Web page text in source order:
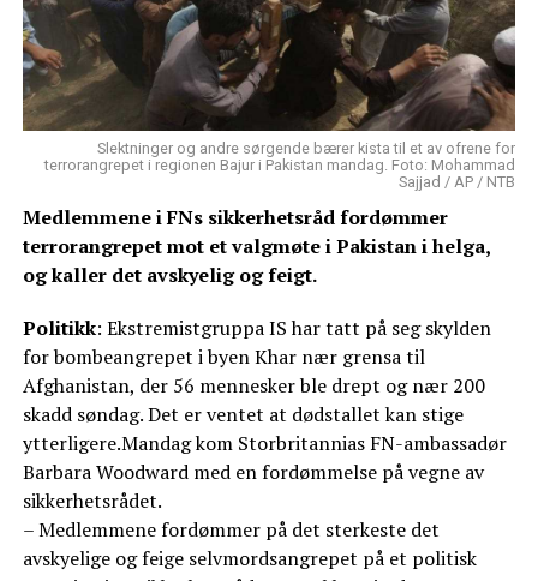
Slektninger og andre sørgende bærer kista til et av ofrene for
terrorangrepet i regionen Bajur i Pakistan mandag. Foto: Mohammad
Sajjad / AP / NTB
Medlemmene i FNs sikkerhetsråd fordømmer
terrorangrepet mot et valgmøte i Pakistan i helga,
og kaller det avskyelig og feigt.
Politikk: Ekstremistgruppa IS har tatt på seg skylden
for bombeangrepet i byen Khar nær grensa til
Afghanistan, der 56 mennesker ble drept og nær 200
skadd søndag. Det er ventet at dødstallet kan stige
ytterligere.Mandag kom Storbritannias FN-ambassadør
Barbara Woodward med en fordømmelse på vegne av
sikkerhetsrådet.
– Medlemmene fordømmer på det sterkeste det
avskyelige og feige selvmordsangrepet på et politisk